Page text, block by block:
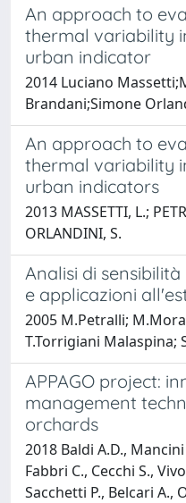
An approach to
thermal variability
urban indicator
2014 Luciano
Brandani;Simone
An approach to
thermal variability
urban indicators
2013 MASSETTI, L.;
ORLANDINI, S.
Analisi di
e applicazioni
2005 M.Petralli;
T.Torrigiani Malaspina;
APPAGO project:
management
orchards
2018 Baldi A.D.,
Fabbri C., Cecchi S.,
Sacchetti P., Belcari A.,